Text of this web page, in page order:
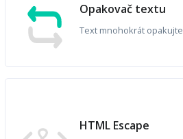
Opakovač textu
Text mnohokrát opakujte
HTML Escape